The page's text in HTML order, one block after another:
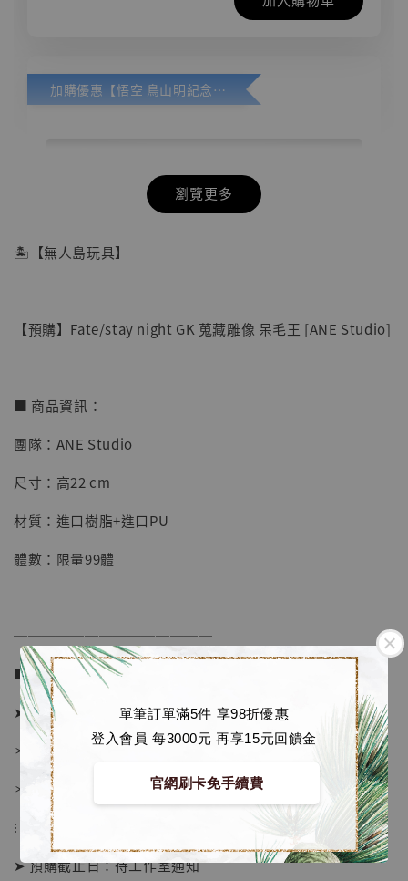
單筆訂單滿5件 享98折優惠
登入會員 每3000元 再享15元回饋金
官網刷卡免手續費
加購優惠【悟空 鳥山明紀念款 [奇蹟工作室]】
【店內現貨】七龍珠 系列蒐藏雕像 悟空 鳥山
NT$ 4,280
NT$ 5,580
瀏覽更多
🏝【無人島玩具】
【預購】Fate/stay night GK 蒐藏雕像 呆毛王 [ANE Studio]
■ 商品資訊：
團隊：ANE Studio
尺寸：高22 cm
材質：進口樹脂+進口PU
體數：限量99體
──────────────
■ 販售資訊 (NT$)：
➤ 價格 4680元 (訂金1980)
＊ 國際運費另計
＊ 刷卡免手續費
⁝
➤ 預購截止日：待工作室通知